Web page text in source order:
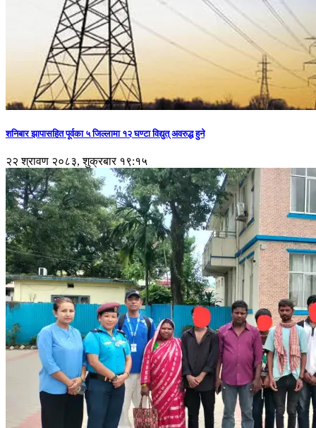
शनिबार झापासहित पूर्वका ५ जिल्लामा १२ घण्टा विद्युत् अवरुद्ध हुने
२२ श्रावण २०८३, शुक्रबार १९:१५